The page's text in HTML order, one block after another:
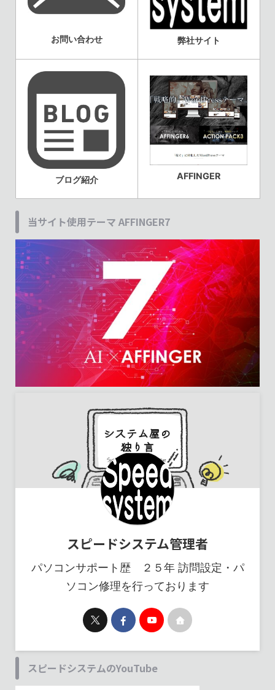
お問い合わせ 弊社サイト
ブログ紹介 AFFINGER
当サイト使用テーマ AFFINGER7
スピードシステム管理者
パソコンサポート歴 ２５年 訪問設定・パ
ソコン修理を行っております
スピードシステムのYouTube